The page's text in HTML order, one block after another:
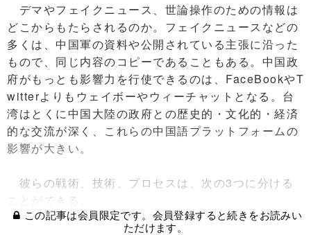
デマやフェイクニュース、世論操作のための情報は
どこからもたらされるのか。フェイクニュースなどの
多くは、中国軍の資料や公開されている主張に沿った
もので、同じ内容のコピーであることもある。中国政
府がもっとも影響力を行使できるのは、FaceBookやT
witterよりもウェイボーやウィーチャットとなる。台
湾はとくに中国大陸の政府との歴史的・文化的・経済
的な交流が深く、これらの中国語プラットフォームの
影響が大きい。
彼らの戦術、技術、プロセスは、次の3つに分ける
ことができる。
この記事は会員限定です。会員登録すると続きをお読みい
ただけます。